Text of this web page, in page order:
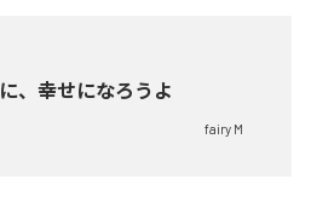
、幸せになろうよ
fairy M